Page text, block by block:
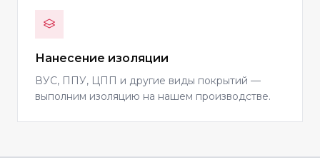
Нанесение изоляции
ВУС, ППУ, ЦПП и другие виды покрытий —
выполним изоляцию на нашем производстве.